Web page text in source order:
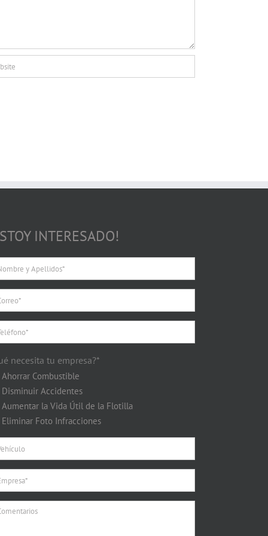
INTERESADO!
necesita tu empresa?*
Ahorrar Combustible
Disminuir Accidentes
Aumentar la Vida Útil de la Flotilla
Eliminar Foto Infracciones